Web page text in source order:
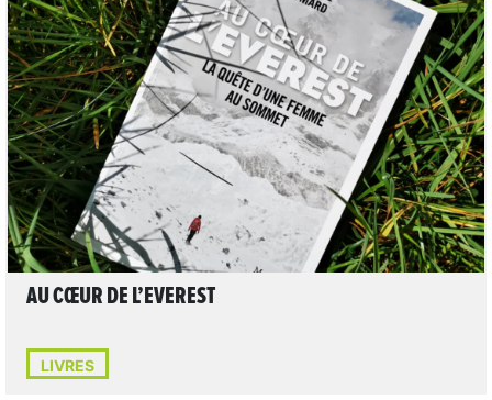
LIRE L'ARTICLE
AU CŒUR DE L’EVEREST
LIVRES